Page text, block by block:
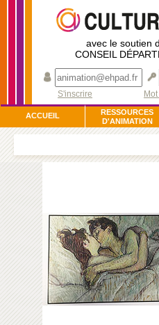
avec le soutien
CONSEIL
S'inscrire
ACCUEIL
RESSOURCES
D'ANIMATION